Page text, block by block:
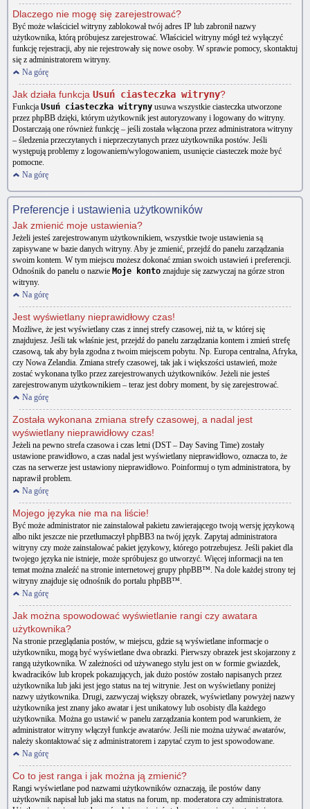
Dlaczego nie mogę się zarejestrować?
Być może właściciel witryny zablokował twój adres IP lub zabronił nazwy
użytkownika, którą próbujesz zarejestrować. Właściciel witryny mógł też wyłączyć
funkcję rejestracji, aby nie rejestrowały się nowe osoby. W sprawie pomocy, skontaktuj
się z administratorem witryny.
Na górę
Jak działa funkcja Usuń ciasteczka witryny?
Funkcja Usuń ciasteczka witryny usuwa wszystkie ciasteczka utworzone
przez phpBB dzięki, którym użytkownik jest autoryzowany i logowany do witryny.
Dostarczają one również funkcję – jeśli została włączona przez administratora witryny
– śledzenia przeczytanych i nieprzeczytanych przez użytkownika postów. Jeśli
występują problemy z logowaniem/wylogowaniem, usunięcie ciasteczek może być
pomocne.
Na górę
Preferencje i ustawienia użytkowników
Jak zmienić moje ustawienia?
Jeżeli jesteś zarejestrowanym użytkownikiem, wszystkie twoje ustawienia są
zapisywane w bazie danych witryny. Aby je zmienić, przejdź do panelu zarządzania
swoim kontem. W tym miejscu możesz dokonać zmian swoich ustawień i preferencji.
Odnośnik do panelu o nazwie Moje konto znajduje się zazwyczaj na górze stron
witryny.
Na górę
Jest wyświetlany nieprawidłowy czas!
Możliwe, że jest wyświetlany czas z innej strefy czasowej, niż ta, w której się
znajdujesz. Jeśli tak właśnie jest, przejdź do panelu zarządzania kontem i zmień strefę
czasową, tak aby była zgodna z twoim miejscem pobytu. Np. Europa centralna, Afryka,
czy Nowa Zelandia. Zmiana strefy czasowej, tak jak i większości ustawień, może
zostać wykonana tylko przez zarejestrowanych użytkowników. Jeżeli nie jesteś
zarejestrowanym użytkownikiem – teraz jest dobry moment, by się zarejestrować.
Na górę
Została wykonana zmiana strefy czasowej, a nadal jest
wyświetlany nieprawidłowy czas!
Jeżeli na pewno strefa czasowa i czas letni (DST – Day Saving Time) zostały
ustawione prawidłowo, a czas nadal jest wyświetlany nieprawidłowo, oznacza to, że
czas na serwerze jest ustawiony nieprawidłowo. Poinformuj o tym administratora, by
naprawił problem.
Na górę
Mojego języka nie ma na liście!
Być może administrator nie zainstalował pakietu zawierającego twoją wersję językową
albo nikt jeszcze nie przetłumaczył phpBB3 na twój język. Zapytaj administratora
witryny czy może zainstalować pakiet językowy, którego potrzebujesz. Jeśli pakiet dla
twojego języka nie istnieje, może spróbujesz go utworzyć. Więcej informacji na ten
temat można znaleźć na stronie internetowej grupy phpBB™. Na dole każdej strony tej
witryny znajduje się odnośnik do portalu phpBB™.
Na górę
Jak można spowodować wyświetlanie rangi czy awatara
użytkownika?
Na stronie przeglądania postów, w miejscu, gdzie są wyświetlane informacje o
użytkowniku, mogą być wyświetlane dwa obrazki. Pierwszy obrazek jest skojarzony z
rangą użytkownika. W zależności od używanego stylu jest on w formie gwiazdek,
kwadracików lub kropek pokazujących, jak dużo postów zostało napisanych przez
użytkownika lub jaki jest jego status na tej witrynie. Jest on wyświetlany poniżej
nazwy użytkownika. Drugi, zazwyczaj większy obrazek, wyświetlany powyżej nazwy
użytkownika jest znany jako awatar i jest unikatowy lub osobisty dla każdego
użytkownika. Można go ustawić w panelu zarządzania kontem pod warunkiem, że
administrator witryny włączył funkcje awatarów. Jeśli nie można używać awatarów,
należy skontaktować się z administratorem i zapytać czym to jest spowodowane.
Na górę
Co to jest ranga i jak można ją zmienić?
Rangi wyświetlane pod nazwami użytkowników oznaczają, ile postów dany
użytkownik napisał lub jaki ma status na forum, np. moderatora czy administratora.